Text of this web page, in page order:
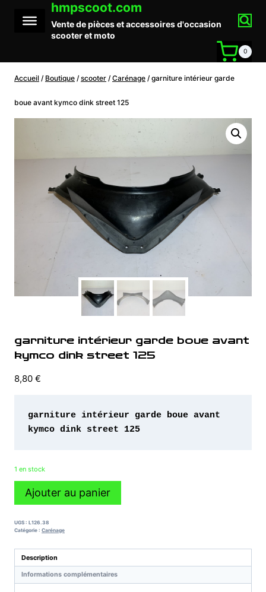
contenu
hmpscoot.com
Vente de pièces et accessoires d'occasion
scooter et moto
0
Accueil / Boutique / scooter / Carénage / garniture intérieur garde
boue avant kymco dink street 125
garniture intérieur garde boue avant
kymco dink street 125
8,80 €
garniture intérieur garde boue avant
kymco dink street 125
1 en stock
quantité
intérieur
garde
avant
kymco
dink
Ajouter au panier
UGS : L126.38
Catégorie : Carénage
Description
Informations complémentaires